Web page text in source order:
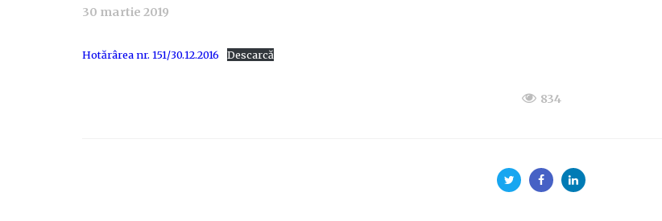
30 martie 2019
Hotărârea nr. 151/30.12.2016 Descarcă
834